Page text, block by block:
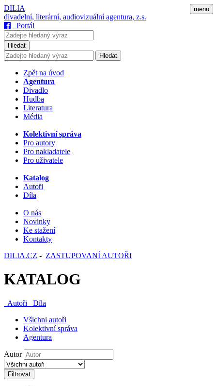
menu
DILIA
divadelní, literární, audiovizuální agentura, z.s.
Portál
Hledat
Hledat
Zpět na úvod
Agentura
Divadlo
Hudba
Literatura
Média
Kolektivní správa
Pro autory
Pro nakladatele
Pro uživatele
Katalog
Autoři
Díla
O nás
Novinky
Ke stažení
Kontakty
DILIA.CZ - ZASTUPOVANÍ AUTOŘI
KATALOG
Autoři
Díla
Všichni autoři
Kolektivní správa
Agentura
Autor
Filtrovat